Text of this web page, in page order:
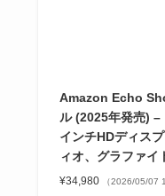
Amazon Echo
ル (2025年発売) –
インチHDディス
ィオ、グラファイ
¥34,980 （2026/05/07